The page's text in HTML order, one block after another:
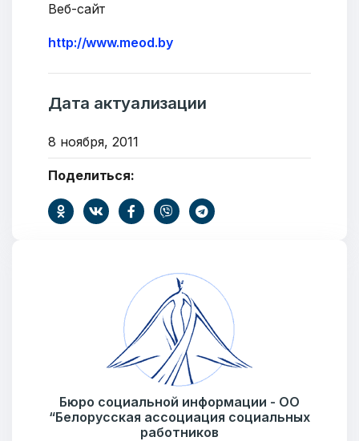
Добро пожаловать
Бюро социальной информации
Веб-сайт
http://www.meod.by
Дата актуализации
8 ноября, 2011
Поделиться:
Бюро социальной информации - ОО
“Белорусская ассоциация социальных
работников